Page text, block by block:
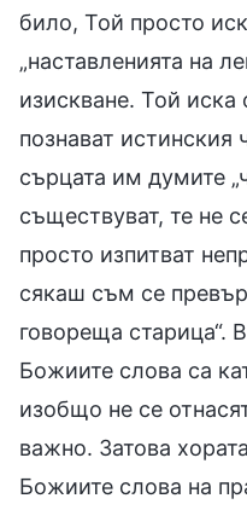
било, Той просто
„наставленията на
изискване. Той иска
познават
сърцата им думите
съществуват, те не
просто изпитват
сякаш съм се
говореща старица“.
Божиите слова са
изобщо не се
важно. Затова
Божиите слова на